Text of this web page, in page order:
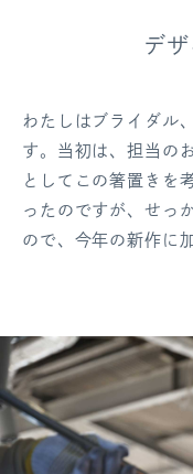
デ
わたしはブライダル
す。当初は、担当の
としてこの箸置きを
ったのですが、せっ
ので、今年の新作に